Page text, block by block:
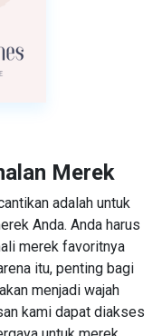
Merek
adalah untuk
Anda. Anda harus
merek favoritnya
itu, penting bagi
menjadi wajah
kami dapat diakses